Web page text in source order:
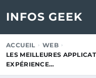
INFOS GEEK
ACCUEIL
WEB
LES MEILLEURES
EXPÉRIENCE…